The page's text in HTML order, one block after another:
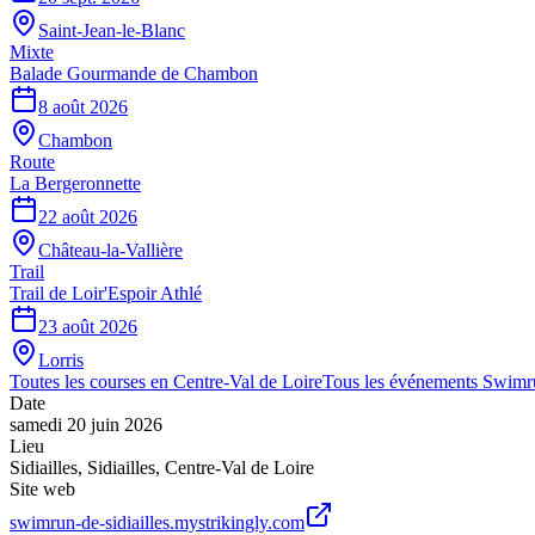
Saint-Jean-le-Blanc
Mixte
Balade Gourmande de Chambon
8 août 2026
Chambon
Route
La Bergeronnette
22 août 2026
Château-la-Vallière
Trail
Trail de Loir'Espoir Athlé
23 août 2026
Lorris
Toutes les courses en Centre-Val de LoireTous les événements
Date
samedi 20 juin 2026
Lieu
Sidiailles, Sidiailles, Centre-Val de Loire
Site web
swimrun-de-sidiailles.mystrikingly.com